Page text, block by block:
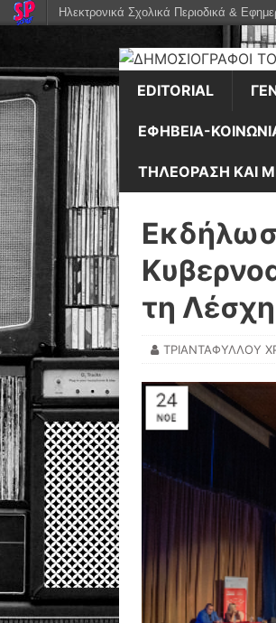
EDITORIAL
ΕΦΗΒΕΊΑ-
ΤΗΛΕΌΡΑΣΗ ΚΑΙ
τη
ΤΡΙΑΝΤΑΦΥΛΛΟΥ
Ηλεκτρονικά Σχολικά Περιοδικά &